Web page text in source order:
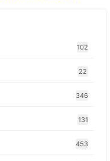
102
22
346
131
453